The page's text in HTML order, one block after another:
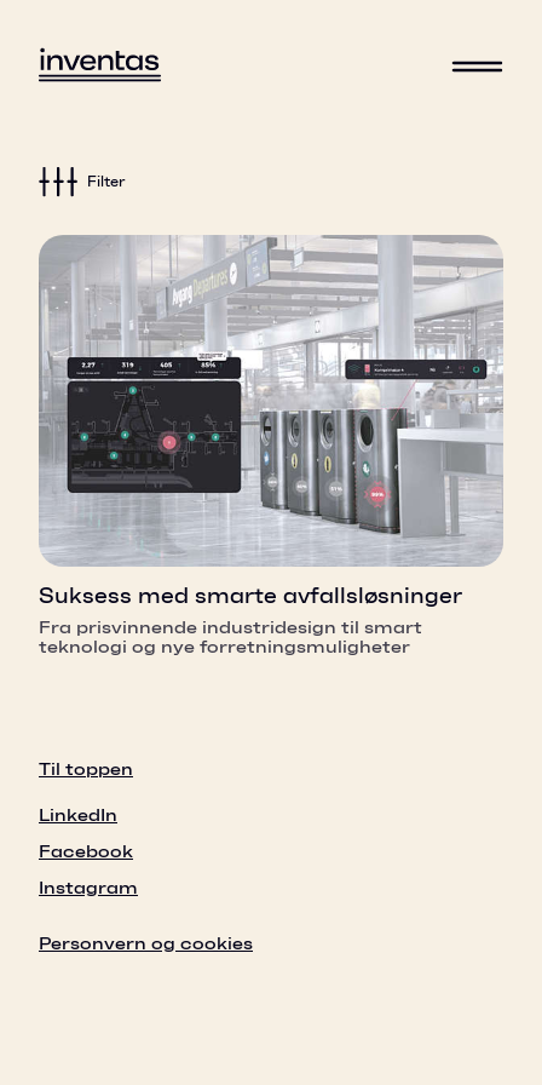
Filter
Suksess med smarte avfallsløsninger
Fra prisvinnende industridesign til smart
teknologi og nye forretningsmuligheter
Til toppen
LinkedIn
Facebook
Instagram
Personvern og cookies